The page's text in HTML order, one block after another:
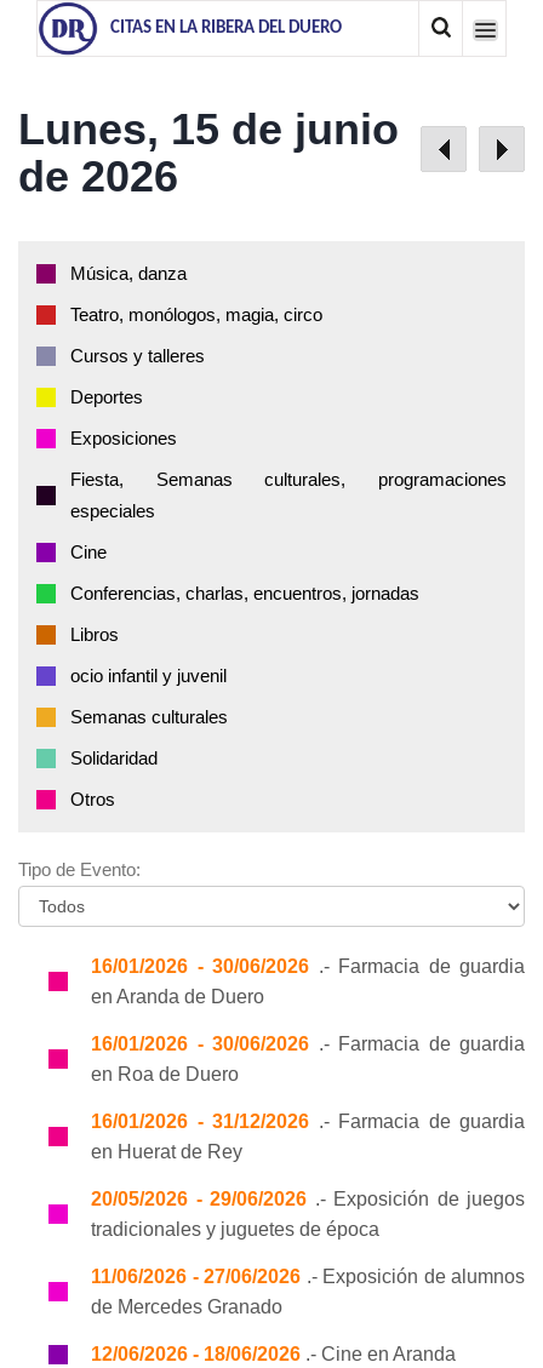
CITAS EN LA RIBERA DEL DUERO
Lunes, 15 de junio
de 2026
Música, danza
Teatro, monólogos, magia, circo
Cursos y talleres
Deportes
Exposiciones
Fiesta, Semanas culturales, programaciones
especiales
Cine
Conferencias, charlas, encuentros, jornadas
Libros
ocio infantil y juvenil
Semanas culturales
Solidaridad
Otros
Tipo de Evento:
16/01/2026 - 30/06/2026 .- Farmacia de guardia
en Aranda de Duero
16/01/2026 - 30/06/2026 .- Farmacia de guardia
en Roa de Duero
16/01/2026 - 31/12/2026 .- Farmacia de guardia
en Huerat de Rey
20/05/2026 - 29/06/2026 .- Exposición de juegos
tradicionales y juguetes de época
11/06/2026 - 27/06/2026 .- Exposición de alumnos
de Mercedes Granado
12/06/2026 - 18/06/2026 .- Cine en Aranda